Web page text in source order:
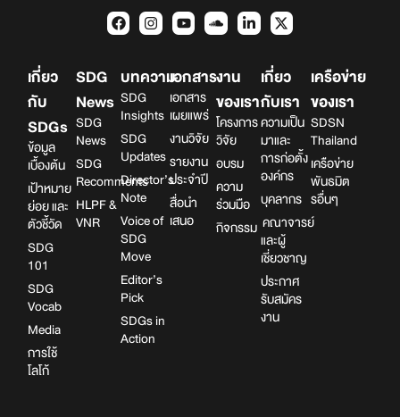
เกี่ยว
กับ
SDGs
ข้อมูล
เบื้องต้น
เป้าหมาย
ย่อย และ
ตัวชี้วัด
SDG
101
SDG
Vocab
Media
การใช้
โลโก้
SDG
News
SDG
News
SDG
Recomments
HLPF &
VNR
บทความ
SDG
Insights
SDG
Updates
Director’s
Note
Voice of
SDG
Move
Editor’s
Pick
SDGs in
Action
เอกสาร
เอกสาร
เผยแพร่
งานวิจัย
รายงาน
ประจำปี
สื่อนำ
เสนอ
งาน
ของเรา
โครงการ
วิจัย
อบรม
ความ
ร่วมมือ
กิจกรรม
เกี่ยว
กับเรา
ความเป็น
มาและ
การก่อตั้ง
องค์กร
บุคลากร
คณาจารย์
และผู้
เชี่ยวชาญ
ประกาศ
รับสมัคร
งาน
เครือข่าย
ของเรา
SDSN
Thailand
เครือข่าย
พันธมิต
รอื่นๆ